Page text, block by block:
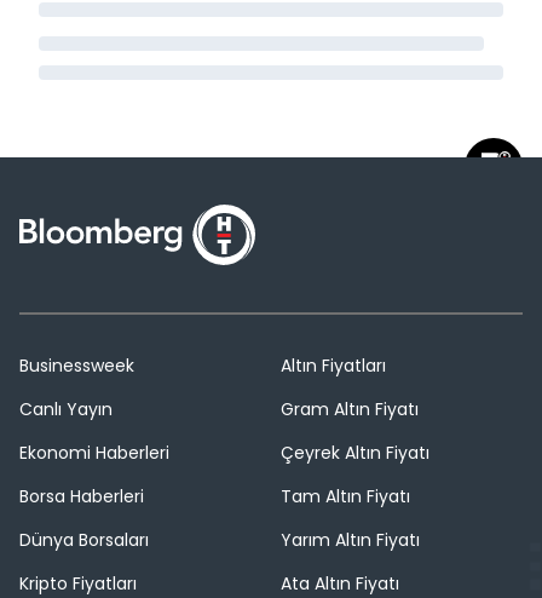
Businessweek
Canlı Yayın
Ekonomi Haberleri
Borsa Haberleri
Dünya Borsaları
Kripto Fiyatları
Altın Fiyatları
Gram Altın Fiyatı
Çeyrek Altın Fiyatı
Tam Altın Fiyatı
Yarım Altın Fiyatı
Ata Altın Fiyatı